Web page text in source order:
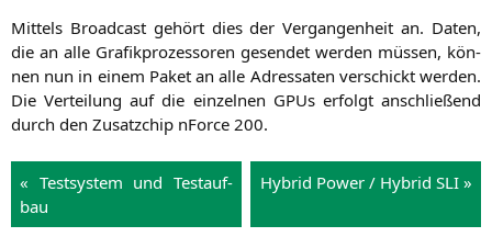
Mit­tels Broad­cast gehört dies der Ver­gan­gen­heit an. Daten,
die an alle Gra­fik­pro­zes­so­ren gesen­det wer­den müs­sen, kön­
nen nun in einem Paket an alle Adres­sa­ten ver­schickt wer­den.
Die Ver­tei­lung auf die ein­zel­nen GPUs erfolgt anschlie­ßend
durch den Zusatz­chip nForce 200.
« Test­sys­tem und Test­auf­
bau
Hybrid Power / Hybrid SLI »